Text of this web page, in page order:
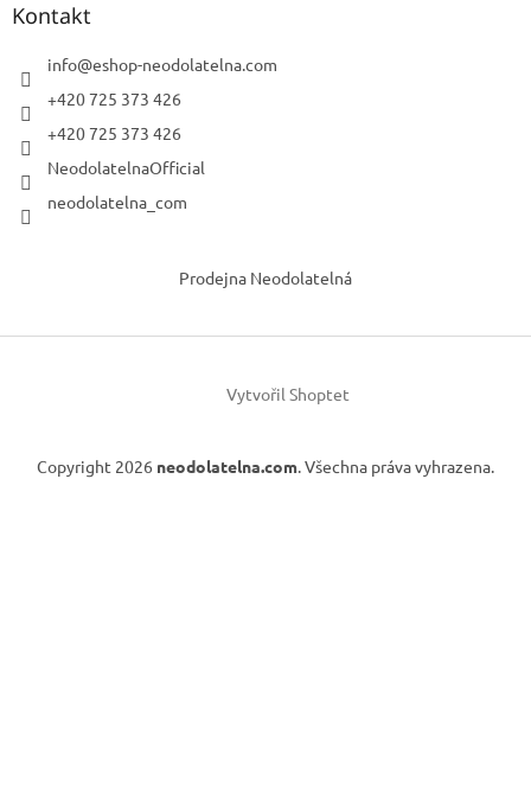
Kontakt
info@eshop-neodolatelna.com
+420 725 373 426
+420 725 373 426
NeodolatelnaOfficial
neodolatelna_com
Prodejna Neodolatelná
Vytvořil Shoptet
Copyright 2026 neodolatelna.com. Všechna práva vyhrazena.